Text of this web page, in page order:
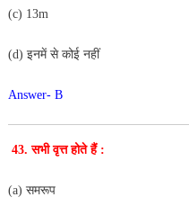
(c) 13m
(d) इनमें से कोई नहीं
Answer- B
43.सभीवृत्तहोतेहैं :
(a) समरूप